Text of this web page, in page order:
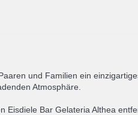
und Familien ein
Atmosphäre.
Bar Gelateria Althea